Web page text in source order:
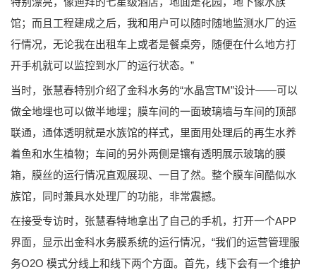
馆；而且工程建成之后，我和用户可以随时随地监测水厂的运
行情况，无论我在出租车上或者是餐桌旁，随便在什么地方打
开手机就可以监控到水厂的运行状态。”
当时，张慧春特别介绍了金科水务的“水晶宫TM”设计——可以
做全地埋也可以做半地埋；膜车间的一面玻璃墙与车间的顶部
联通，通体透明就是水族馆的样式，里面用处理后的再生水养
着鱼和水生植物；车间的另外两侧是镶有透明展示玻璃的膜
箱，膜丝的运行情况直观展现、一目了然。整个膜车间酷似水
族馆，同时兼具水处理厂的功能，非常震撼。
在接受专访时，张慧春特地拿出了自己的手机，打开一个APP
界面，显示出金科水务膜系统的运行情况，“我们的运营管理服
务O2O 模式分线上和线下两个方面。首先，线下会有一个维护